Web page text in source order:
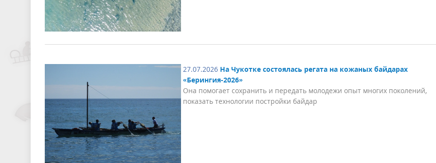
27.07.2026 На Чукотке состоялась регата на кожаных байдарах
«Берингия-2026»
Она помогает сохранить и передать молодежи опыт многих поколений,
показать технологии постройки байдар